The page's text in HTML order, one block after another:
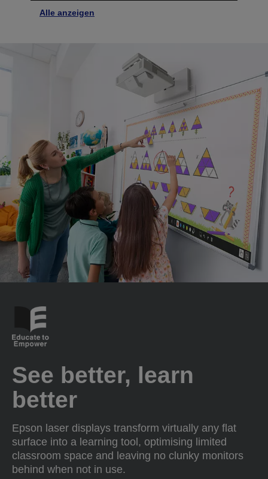
Alle anzeigen
See better, learn
better
Epson laser displays transform virtually any flat
surface into a learning tool, optimising limited
classroom space and leaving no clunky monitors
behind when not in use.